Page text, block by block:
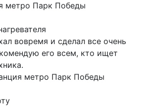
метро Парк Победы
вовремя и сделал все очень
его всем, кто ищет
метро Парк Победы